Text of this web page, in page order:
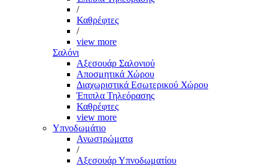
/
Καθρέφτες
/
view more
Σαλόνι
Αξεσουάρ Σαλονιού
Αποσμητικά Χώρου
Διαχωριστικά Εσωτερικού Χώρου
Έπιπλα Τηλεόρασης
Καθρέφτες
view more
Υπνοδωμάτιο
Ανωστρώματα
/
Αξεσουάρ Υπνοδωματίου